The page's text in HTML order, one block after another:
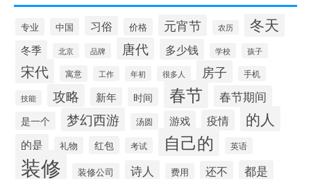
专业 中国 习俗 价格 元宵节 农历 冬天
冬季 北京 品牌 唐代 多少钱 学校 孩子
宋代 寓意 工作 年初 很多人 房子 手机
技能 攻略 新年 时间 春节 春节期间
是一个 梦幻西游 汤圆 游戏 疫情 的人
的是 礼物 红包 考试 自己的 英语
装修 装修公司 诗人 费用 还不 都是